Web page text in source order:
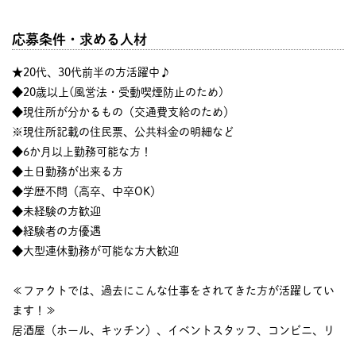
応募条件・求める人材
★20代、30代前半の方活躍中♪
◆20歳以上(風営法・受動喫煙防止のため)
◆現住所が分かるもの（交通費支給のため）
※現住所記載の住民票、公共料金の明細など
◆6か月以上勤務可能な方！
◆土日勤務が出来る方
◆学歴不問（高卒、中卒OK）
◆未経験の方歓迎
◆経験者の方優遇
◆大型連休勤務が可能な方大歓迎
≪ファクトでは、過去にこんな仕事をされてきた方が活躍してい
ます！≫
居酒屋（ホール、キッチン）、イベントスタッフ、コンビニ、リ